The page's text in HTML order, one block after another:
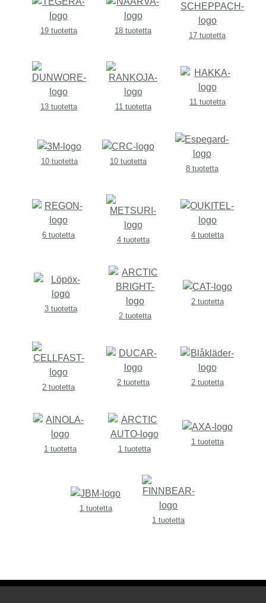
19 tuotetta 18 tuotetta
17 tuotetta
13 tuotetta 11 tuotetta
11 tuotetta
10 tuotetta
10 tuotetta
8 tuotetta
6 tuotetta
4 tuotetta
4 tuotetta
3 tuotetta
2 tuotetta
2 tuotetta
2 tuotetta
2 tuotetta 2 tuotetta
1 tuotetta 1 tuotetta
1 tuotetta
1 tuotetta
1 tuotetta